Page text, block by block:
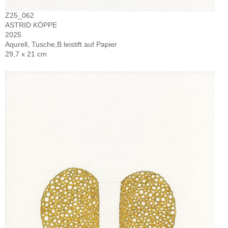
Z25_062
ASTRID KÖPPE
2025
Aqurell, Tusche,B leistift auf Papier
29,7 x 21 cm